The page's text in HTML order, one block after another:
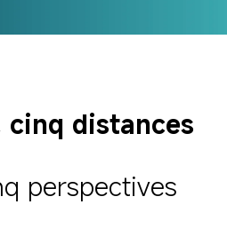
distances
perspectives